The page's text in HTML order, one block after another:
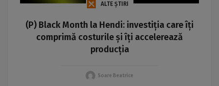
ALTE ȘTIRI
(P) Black Month la Hendi: investiția care îți
comprimă costurile și îți accelerează
producția
Soare Beatrice